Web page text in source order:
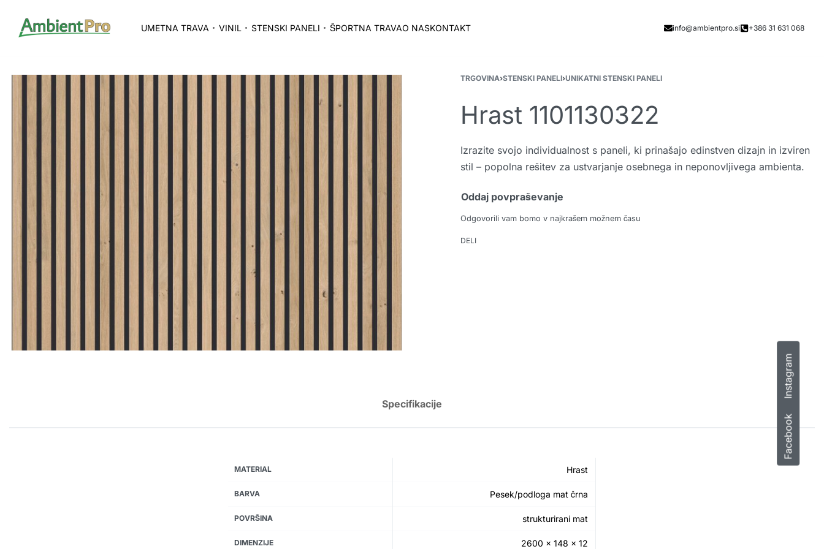
UMETNA TRAVA VINIL STENSKI PANELI ŠPORTNA TRAVAO NASKONTAKT info@ambientpro.si +386 31 631 068
TRGOVINA›STENSKI PANELI›UNIKATNI STENSKI PANELI
Hrast 1101130322
Izrazite svojo individualnost s paneli, ki prinašajo edinstven dizajn in izviren
stil – popolna rešitev za ustvarjanje osebnega in neponovljivega ambienta.
Oddaj povpraševanje
Odgovorili vam bomo v najkrašem možnem času
DELI
Specifikacije
MATERIAL Hrast
BARVA Pesek/podloga mat črna
POVRŠINA strukturirani mat
DIMENZIJE 2600 × 148 × 12
Facebook
Instagram